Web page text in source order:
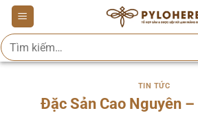
Bỏ
qua
nội
dung
Tìm
kiếm:
TIN TỨC
Đặc Sản Cao Nguyên